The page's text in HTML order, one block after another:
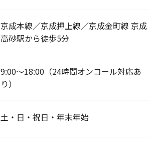
京成本線／京成押上線／京成金町線 京成
高砂駅から徒歩5分
9:00～18:00（24時間オンコール対応あ
り）
土・日・祝日・年末年始